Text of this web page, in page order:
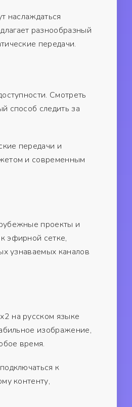
наслаждаться
разнообразный
передачи.
Смотреть
способ следить за
передачи и
и современным
проекты и
эфирной сетке,
узнаваемых каналов
на русском языке
изображение,
время.
к
контенту,